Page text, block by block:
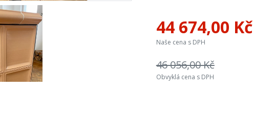
Teplovodní výměník
Materiál
Výška osy zadního kouřovodu
44 674,00 Kč
Naše cena s DPH
46 056,00 Kč
Obvyklá cena s DPH